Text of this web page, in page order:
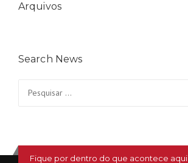
Arquivos
Search News
Fique por dentro do que acontece aqui